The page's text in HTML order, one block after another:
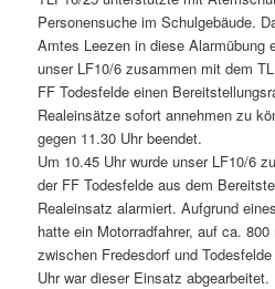
Personensuche im Schulgebäude.
Amtes Leezen in diese Alarmübung
unser LF10/6 zusammen mit dem
FF Todesfelde einen
Realeinsätze sofort annehmen zu
gegen 11.30 Uhr beendet.
Um 10.45 Uhr wurde unser LF10/6
der FF Todesfelde aus dem
Realeinsatz alarmiert. Aufgrund
hatte ein Motorradfahrer, auf ca.
zwischen Fredesdorf und
Uhr war dieser Einsatz abgearbeitet.